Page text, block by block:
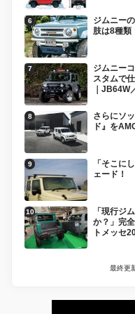
ジムニー
肢は8種類
ジムニー
スタムで
｜
さらにソ
ド』を
「そこに
ェード！
「現行ジ
か？」完
トメッセ
最終更